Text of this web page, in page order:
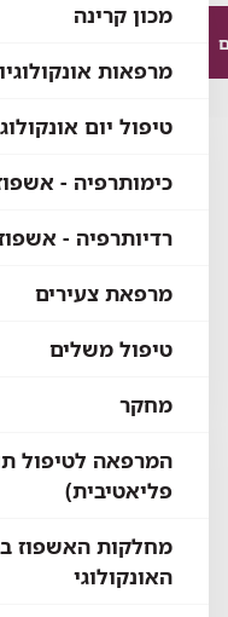
מכון קרינה
מרפאות
טיפול יום
כימותרפיה -
רדיותרפיה -
מרפאת צעירים
טיפול משלים
מחקר
המרפאה לטיפול
פליאטיבית)
מחלקות האשפוז
האונקולוגי